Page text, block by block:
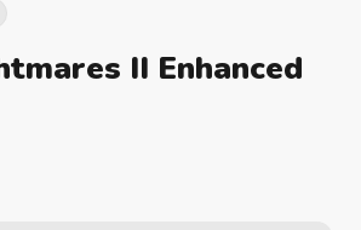
II Enhanced